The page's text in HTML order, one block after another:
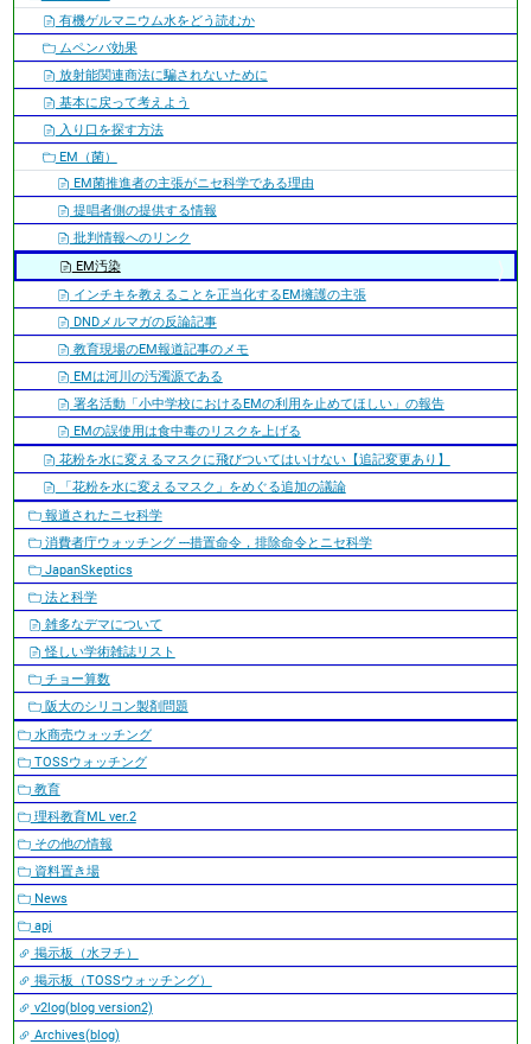
ン
有機ゲルマニウム水をどう読むか
ムペンバ効果
放射能関連商法に騙されないために
基本に戻って考えよう
入り口を探す方法
EM（菌）
EM菌推進者の主張がニセ科学である理由
提唱者側の提供する情報
批判情報へのリンク
EM汚染
インチキを教えることを正当化するEM擁護の主張
DNDメルマガの反論記事
教育現場のEM報道記事のメモ
EMは河川の汚濁源である
署名活動「小中学校におけるEMの利用を止めてほしい」の報告
EMの誤使用は食中毒のリスクを上げる
花粉を水に変えるマスクに飛びついてはいけない【追記変更あり】
「花粉を水に変えるマスク」をめぐる追加の議論
報道されたニセ科学
消費者庁ウォッチング ---措置命令，排除命令とニセ科学
JapanSkeptics
法と科学
雑多なデマについて
怪しい学術雑誌リスト
チョー算数
阪大のシリコン製剤問題
水商売ウォッチング
TOSSウォッチング
教育
理科教育ML ver.2
その他の情報
資料置き場
News
apj
掲示板（水ヲチ）
掲示板（TOSSウォッチング）
v2log(blog version2)
Archives(blog)